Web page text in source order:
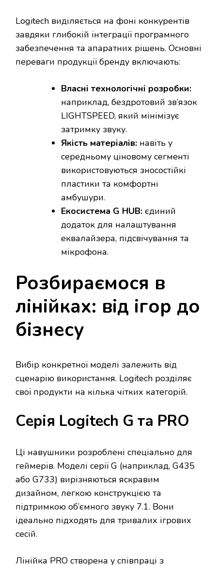
Logitech виділяється на фоні конкурентів
завдяки глибокій інтеграції програмного
забезпечення та апаратних рішень. Основні
переваги продукції бренду включають:
Власні технологічні розробки:
наприклад, бездротовий зв’язок
LIGHTSPEED, який мінімізує
затримку звуку.
Якість матеріалів: навіть у
середньому ціновому сегменті
використовуються зносостійкі
пластики та комфортні
амбушури.
Екосистема G HUB: єдиний
додаток для налаштування
еквалайзера, підсвічування та
мікрофона.
Розбираємося в
лінійках: від ігор до
бізнесу
Вибір конкретної моделі залежить від
сценарію використання. Logitech розділяє
свої продукти на кілька чітких категорій.
Серія Logitech G та PRO
Ці навушники розроблені спеціально для
геймерів. Моделі серії G (наприклад, G435
або G733) вирізняються яскравим
дизайном, легкою конструкцією та
підтримкою об’ємного звуку 7.1. Вони
ідеально підходять для тривалих ігрових
сесій.
Лінійка PRO створена у співпраці з